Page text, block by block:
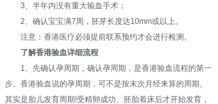
3、半年内没有重大输血手术；
2、确认宝宝满7周，胚芽长度达10mm或以上。
注意：香港医疗必须提前联系预约才会进行检测。
了解香港验血详细流程
1、先确认孕周期，确认孕周期，是香港验血流程的第一
步。香港验血说的孕周期，可不是按末次月经来算的周期。
其实是胎儿发育周期!受精卵成功、胚胎着床后才开始发育，